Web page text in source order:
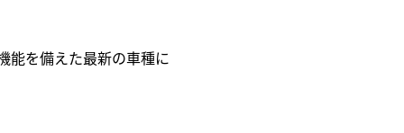
能を備えた最新の車種に